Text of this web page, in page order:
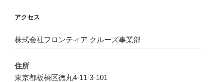
アクセス
株式会社フロンティア クルーズ事業部
住所
東京都板橋区徳丸4-11-3-101